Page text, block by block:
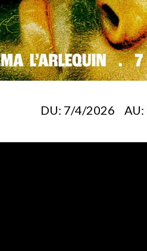
DU: 7/4/2026 AU: